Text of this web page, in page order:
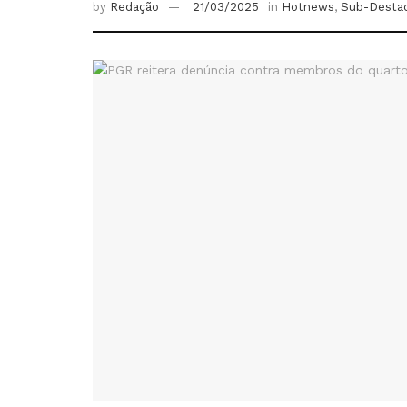
by Redação 21/03/2025 in Hotnews, Sub-